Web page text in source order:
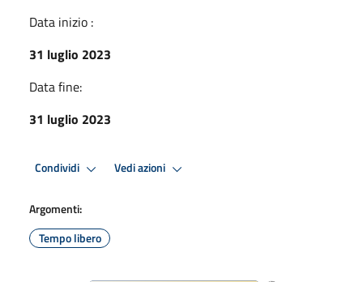
Data inizio :
31 luglio 2023
Data fine:
31 luglio 2023
Condividi Vedi azioni
Argomenti:
Tempo libero